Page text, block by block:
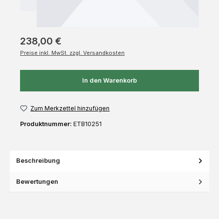
238,00 €
Preise inkl. MwSt. zzgl. Versandkosten
In den Warenkorb
Zum Merkzettel hinzufügen
Produktnummer: ETB10251
Beschreibung
Bewertungen